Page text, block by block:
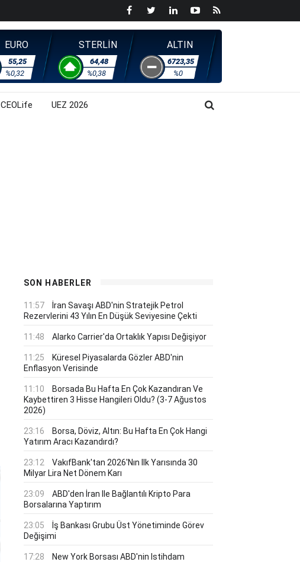
EURO
55,25
%0,32
STERLİN
64,48
%0,38
ALTIN
6723,35
%0
CEOLife UEZ 2026
SON HABERLER
11:57
İran Savaşı ABD'nin Stratejik Petrol
Rezervlerini 43 Yılın En Düşük Seviyesine Çekti
11:48 Alarko Carrier'da Ortaklık Yapısı Değişiyor
11:25
Küresel Piyasalarda Gözler ABD'nin
Enflasyon Verisinde
11:10
Borsada Bu Hafta En Çok Kazandıran Ve
Kaybettiren 3 Hisse Hangileri Oldu? (3-7 Ağustos
2026)
23:16
Borsa, Döviz, Altın: Bu Hafta En Çok Hangi
Yatırım Aracı Kazandırdı?
23:12
VakıfBank'tan 2026'nın Ilk Yarısında 30
Milyar Lira Net Dönem Karı
23:09
ABD'den İran Ile Bağlantılı Kripto Para
Borsalarına Yaptırım
23:05
İş Bankası Grubu Üst Yönetiminde Görev
Değişimi
17:28
New York Borsası ABD'nin Istihdam